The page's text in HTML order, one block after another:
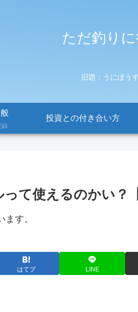
ただ釣り
旧題：うにぼう
録
投資との付き合い方
て使えるのかい？
す。
はてブ LINE